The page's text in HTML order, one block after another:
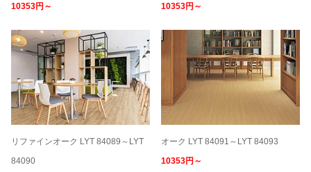
10353円～
10353円～
リファインオーク LYT 84089～LYT
84090
オーク LYT 84091～LYT 84093
10353円～